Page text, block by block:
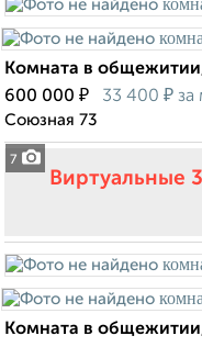
7
Комната в
600 000 ₽ 33 400 ₽ за
Союзная 73
Виртуальные
Комната в